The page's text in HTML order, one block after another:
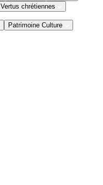
Vertus chrétiennes
Patrimoine Culture